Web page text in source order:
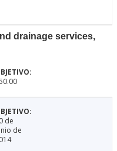
drainage services,
de
de